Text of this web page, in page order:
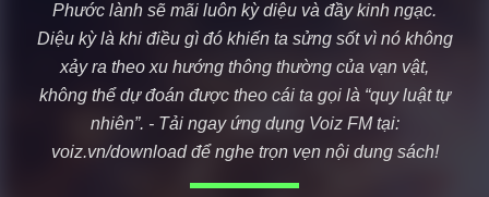
Phước lành sẽ mãi luôn kỳ diệu và đầy kinh ngạc.
Diệu kỳ là khi điều gì đó khiến ta sửng sốt vì nó không
xảy ra theo xu hướng thông thường của vạn vật,
không thể dự đoán được theo cái ta gọi là “quy luật tự
nhiên”. - Tải ngay ứng dụng Voiz FM tại:
voiz.vn/download để nghe trọn vẹn nội dung sách!